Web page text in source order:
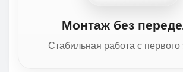
Монтаж без
Стабильная работа с первого